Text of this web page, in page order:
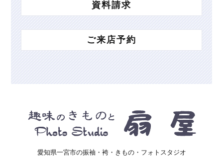
資料請求
ご来店予約
愛知県一宮市の振袖・袴・きもの・フォトスタジオ